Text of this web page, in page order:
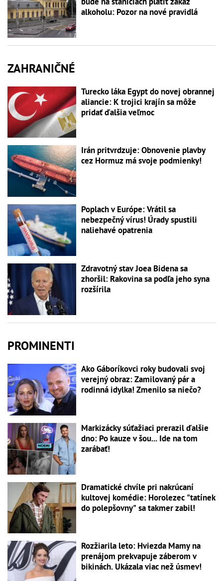
alkoholu: Pozor na nové pravidlá
ZAHRANIČNÉ
Turecko láka Egypt do novej obrannej
aliancie: K trojici krajín sa môže
pridať ďalšia veľmoc
Irán pritvrdzuje: Obnovenie plavby
cez Hormuz má svoje podmienky!
Poplach v Európe: Vrátil sa
nebezpečný vírus! Úrady spustili
naliehavé opatrenia
Zdravotný stav Joea Bidena sa
zhoršil: Rakovina sa podľa jeho syna
rozšírila
PROMINENTI
Ako Gáboríkovci roky budovali svoj
verejný obraz: Zamilovaný pár a
rodinná idylka! Zmenilo sa niečo?
Markizácky súťažiaci prerazil ďalšie
dno: Po kauze v šou... Ide na tom
zarábať!
Dramatické chvíle pri nakrúcaní
kultovej komédie: Horolezec "tatínek
do polepšovny" sa takmer zabil!
Rozžiarila leto: Hviezda Mamy na
prenájom prekvapuje záberom v
bikinách. Ukázala viac než úsmev!